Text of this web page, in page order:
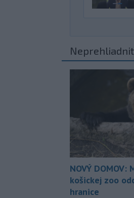
NOVÝ
košickej zoo
hranice